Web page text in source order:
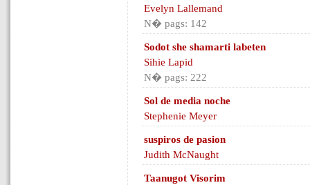
Evelyn Lallemand
N� pags: 142
Sodot she shamarti labeten
Sihie Lapid
N� pags: 222
Sol de media noche
Stephenie Meyer
suspiros de pasion
Judith McNaught
Taanugot Visorim